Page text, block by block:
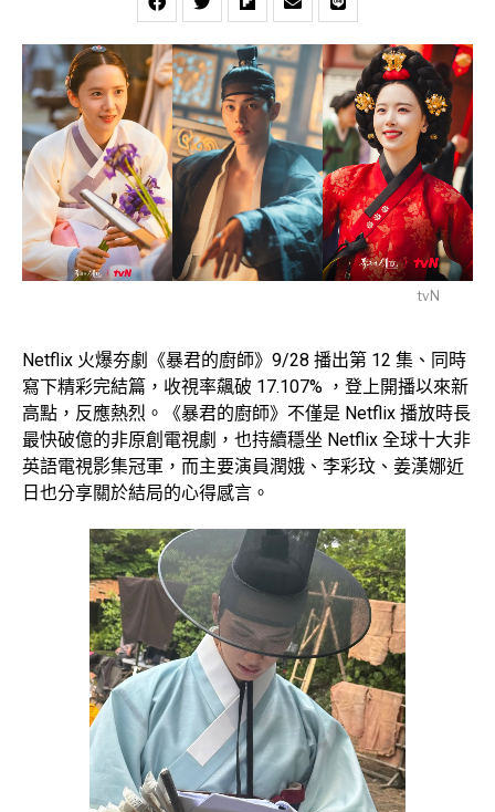
tvN
Netflix 火爆夯劇《暴君的廚師》9/28 播出第 12 集、同時
寫下精彩完結篇，收視率飆破 17.107% ，登上開播以來新
高點，反應熱烈。《暴君的廚師》不僅是 Netflix 播放時長
最快破億的非原創電視劇，也持續穩坐 Netflix 全球十大非
英語電視影集冠軍，而主要演員潤娥、李彩玟、姜漢娜近
日也分享關於結局的心得感言。